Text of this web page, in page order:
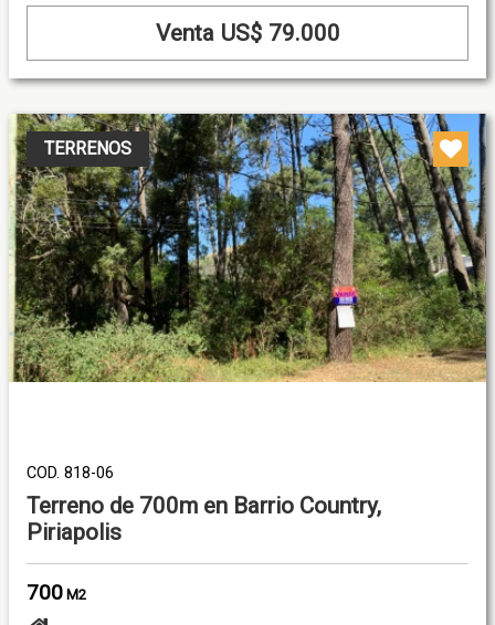
Venta US$ 79.000
TERRENOS
COD. 818-06
Terreno de 700m en Barrio Country,
Piriapolis
700 M2